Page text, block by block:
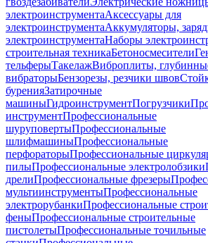
электроинструментаАксессуары для
электроинструментаАккумуляторы,
электроинструментаНаборы
строительная техникаБетоносмесители
тельферыТакелажВиброплиты,
вибраторыБензорезы, резчики швов
буренияЗатирочные
машиныГидроинструментПогрузчики
инструментПрофессиональные
шуруповертыПрофессиональные
шлифмашиныПрофессиональные
перфораторыПрофессиональные
пилыПрофессиональные электролобзики
дрелиПрофессиональные фрезеры
мультиинструментыПрофессиональные
электрорубанкиПрофессиональные
феныПрофессиональные строительные
пистолетыПрофессиональные точильные